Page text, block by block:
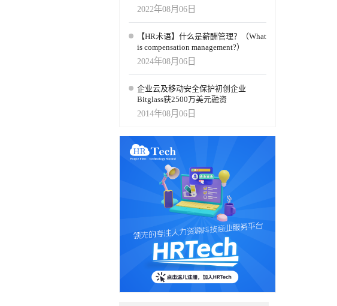
（ESG）优先事项的进展
2022年08月06日
【HR术语】什么是薪酬管理？（What
is compensation management?）
2024年08月06日
企业云及移动安全保护初创企业
Bitglass获2500万美元融资
2014年08月06日